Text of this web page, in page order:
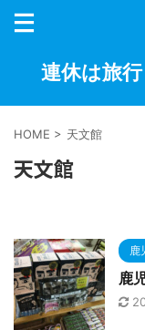
連休は旅
HOME > 天文館
天文館
鹿
鹿